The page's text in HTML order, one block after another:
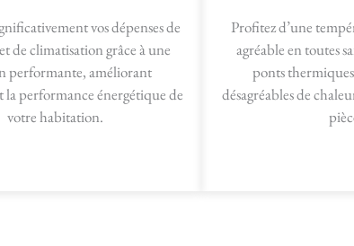
vos dépenses de
de climatisation grâce à une
performante, améliorant
performance énergétique de
votre habitation.
Profitez d’une
agréable en toutes
ponts
désagréables de